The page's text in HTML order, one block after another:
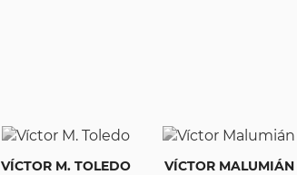
VÍCTOR M. TOLEDO
VÍCTOR MALUMIÁN